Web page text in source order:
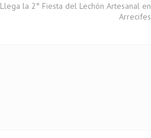
Llega la 2° Fiesta del Lechón Artesanal en
Arrecifes